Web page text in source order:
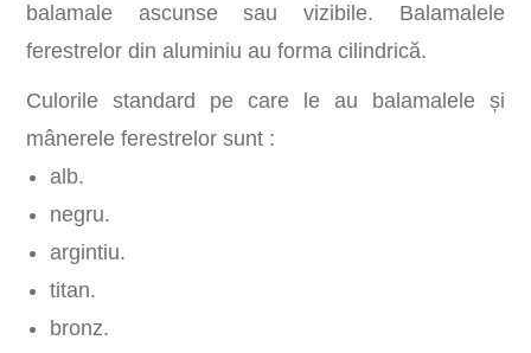
balamale ascunse sau vizibile. Balamalele
ferestrelor din aluminiu au forma cilindrică.
Culorile standard pe care le au balamalele și
mânerele ferestrelor sunt :
alb.
negru.
argintiu.
titan.
bronz.